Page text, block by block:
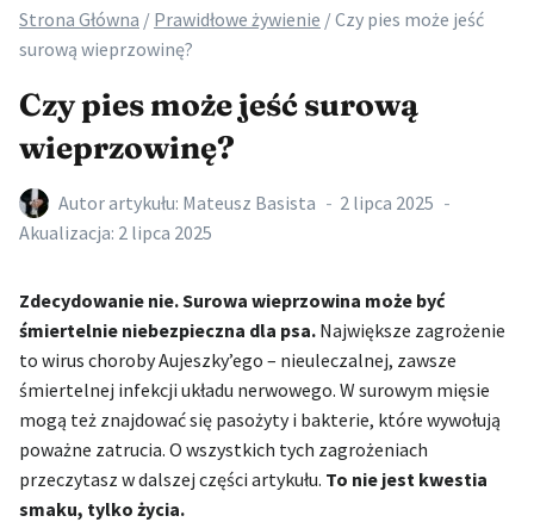
Strona Główna / Prawidłowe żywienie /Czy pies może jeść
surową wieprzowinę?
Czy pies może jeść surową
wieprzowinę?
Autor artykułu: Mateusz Basista
2 lipca 2025
Akualizacja: 2 lipca 2025
Zdecydowanie nie. Surowa wieprzowina może być
śmiertelnie niebezpieczna dla psa. Największe zagrożenie
to wirus choroby Aujeszky’ego – nieuleczalnej, zawsze
śmiertelnej infekcji układu nerwowego. W surowym mięsie
mogą też znajdować się pasożyty i bakterie, które wywołują
poważne zatrucia. O wszystkich tych zagrożeniach
przeczytasz w dalszej części artykułu. To nie jest kwestia
smaku, tylko życia.